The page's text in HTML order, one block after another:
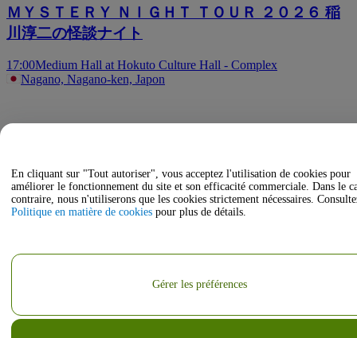
ＭＹＳＴＥＲＹ ＮＩＧＨＴ ＴＯＵＲ ２０２６ 稲
川淳二の怪談ナイト
17:00Medium Hall at Hokuto Culture Hall - Complex
Nagano, Nagano-ken, Japon
En cliquant sur "Tout autoriser", vous acceptez l'utilisation de cookies pour
améliorer le fonctionnement du site et son efficacité commerciale. Dans le
contraire, nous n'utiliserons que les cookies strictement nécessaires.
Politique en matière de cookies pour plus de détails.
Gérer les préférences